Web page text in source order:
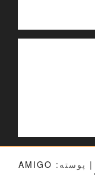
| پوسته: AMIGO